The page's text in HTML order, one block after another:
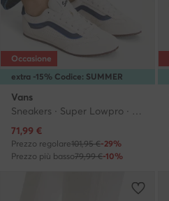
extra -15% Codice: SUMMER
Occasione
Vans
Sneakers · Super Lowpro · Crema
Prezzo attuale
71,99 €
Prezzo regolare101,95 €-29%
Prezzo più basso79,99 €-10%